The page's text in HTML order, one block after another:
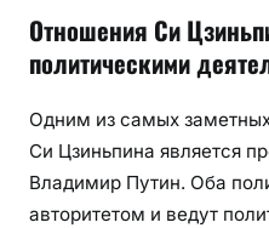
Отношения Си
политическими
Одним из самых
Си Цзиньпина является
Владимир Путин. Оба
авторитетом и ведут